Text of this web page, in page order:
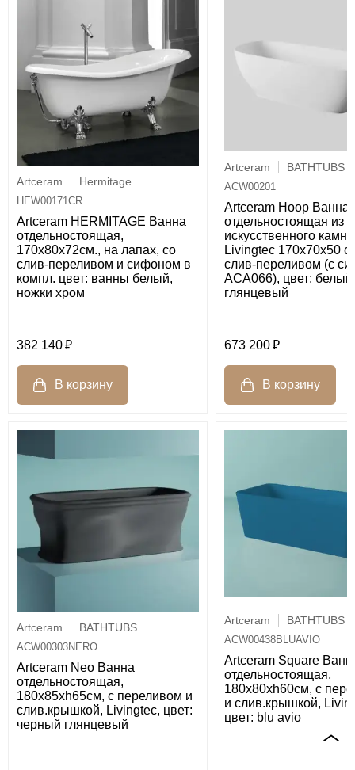
Artceram Hermitage
HEW00171CR
Artceram HERMITAGE Ванна
отдельностоящая,
170x80x72см., на лапах, со
слив-переливом и сифоном в
компл. цвет: ванны белый,
ножки хром
382 140
Artceram BATHTUBS
ACW00201
Artceram Hoop Ванна
отдельностоящая из
искусственного камня
Livingtec 170х70х50
слив-переливом (с
ACA066), цвет: белый
глянцевый
673 200
Artceram BATHTUBS
ACW00303NERO
Artceram Neo Ванна
отдельностоящая,
180х85хh65см, с переливом и
слив.крышкой, Livingtec, цвет:
черный глянцевый
Artceram BATHTUBS
ACW00438BLUAVIO
Artceram Square
отдельностоящая,
180х80хh60см, с
и слив.крышкой,
цвет: blu avio